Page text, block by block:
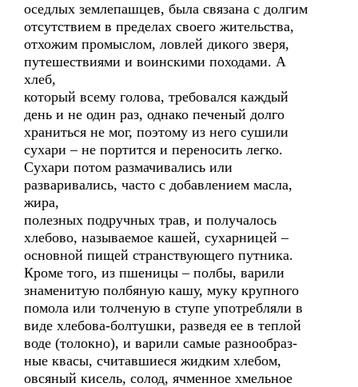
оседлых землепашцев, была связана с долгим
отсутствием в пределах своего жительства,
отхожим промыслом, ловлей дикого зверя,
путешествиями и воинскими походами. А
хлеб,
который всему голова, требовался каждый
день и не один раз, однако печеный долго
храниться не мог, поэтому из него сушили
сухари – не портится и переносить легко.
Сухари потом размачивались или
разваривались, часто с добавлением масла,
жира,
полезных подручных трав, и получалось
хлебово, называемое кашей, сухарницей –
основной пищей странствующего путника.
Кроме того, из пшеницы – полбы, варили
знаменитую полбяную кашу, муку крупного
помола или толченую в ступе употребляли в
виде хлебова-болтушки, разведя ее в теплой
воде (толокно), и варили самые разнообраз-
ные квасы, считавшиеся жидким хлебом,
овсяный кисель, солод, ячменное хмельное